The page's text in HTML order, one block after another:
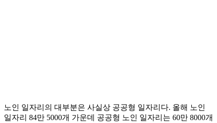
노인 일자리의 대부분은 사실상 공공형 일자리다. 올해 노인
일자리 84만 5000개 가운데 공공형 노인 일자리는 60만 8000개